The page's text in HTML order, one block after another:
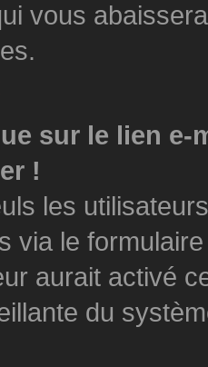
vous
sur le lien e-
!
les
via le
aurait activé
du